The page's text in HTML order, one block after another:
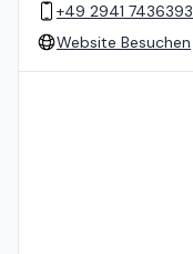
+49 2941 7436393
Website Besuchen